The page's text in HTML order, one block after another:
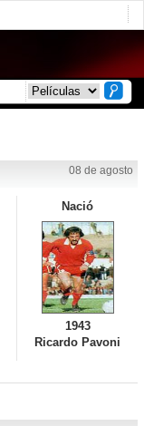
08 de agosto
Nació
1943
Ricardo Pavoni